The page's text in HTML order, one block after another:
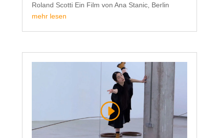
Roland Scotti Ein Film von Ana Stanic, Berlin
mehr lesen